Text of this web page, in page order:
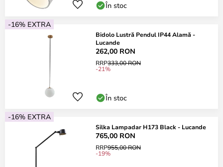
În stoc
-16% EXTRA
Bidolo Lustră Pendul IP44 Alamă -
Lucande
262,00 RON
RRP333,00 RON
-21%
În stoc
-16% EXTRA
Silka Lampadar H173 Black - Lucande
765,00 RON
RRP955,00 RON
-19%